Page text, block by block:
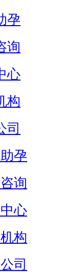
孕
询
心
构
司
孕
询
心
构
司